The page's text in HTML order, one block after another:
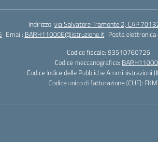
Indirizzo:via Salvatore Tramonte 2, CAP
Email: BARH11000E@istruzione.it Posta elettronica
Codice fiscale: 93510760726
Codice meccanografico:
Codice Indice delle Pubbliche Amministrazioni
Codice unico di fatturazione (CUF):